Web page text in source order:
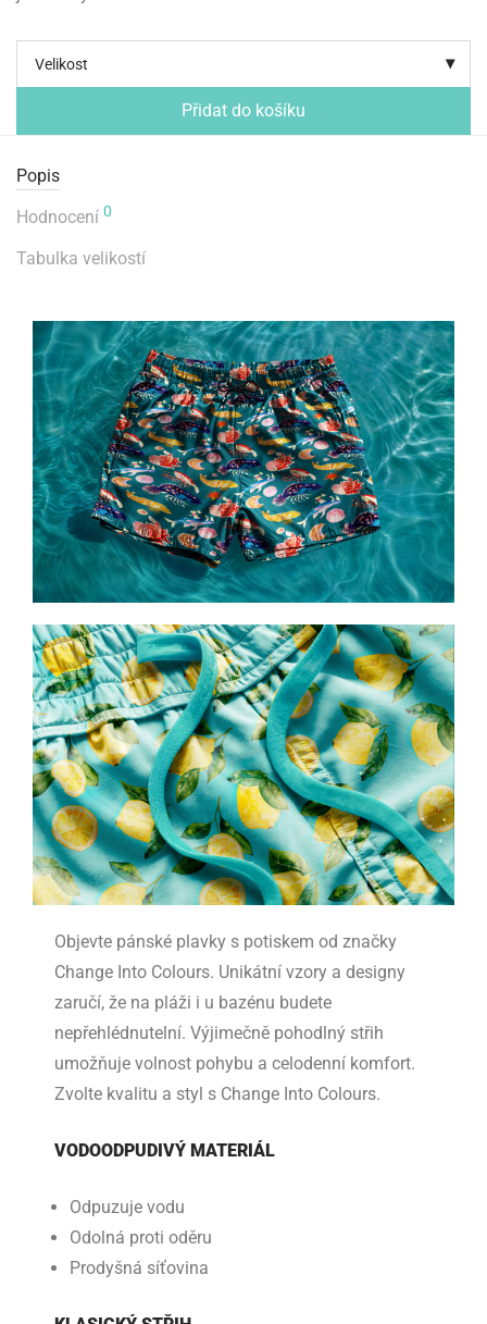
Velikost
Přidat do košíku
Popis
Hodnocení 0
Tabulka velikostí
Objevte pánské plavky s potiskem od značky
Change Into Colours. Unikátní vzory a designy
zaručí, že na pláži i u bazénu budete
nepřehlédnutelní. Výjimečně pohodlný střih
umožňuje volnost pohybu a celodenní komfort.
Zvolte kvalitu a styl s Change Into Colours.
VODOODPUDIVÝ MATERIÁL
Odpuzuje vodu
Odolná proti oděru
Prodyšná síťovina